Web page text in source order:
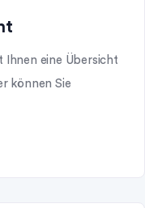
Ihnen eine Übersicht
können Sie